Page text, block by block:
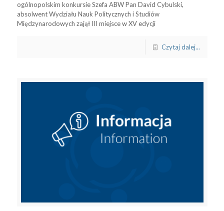
ogólnopolskim konkursie Szefa ABW Pan David Cybulski,
absolwent Wydziału Nauk Politycznych i Studiów
Międzynarodowych zajął III miejsce w XV edycji
Czytaj dalej...